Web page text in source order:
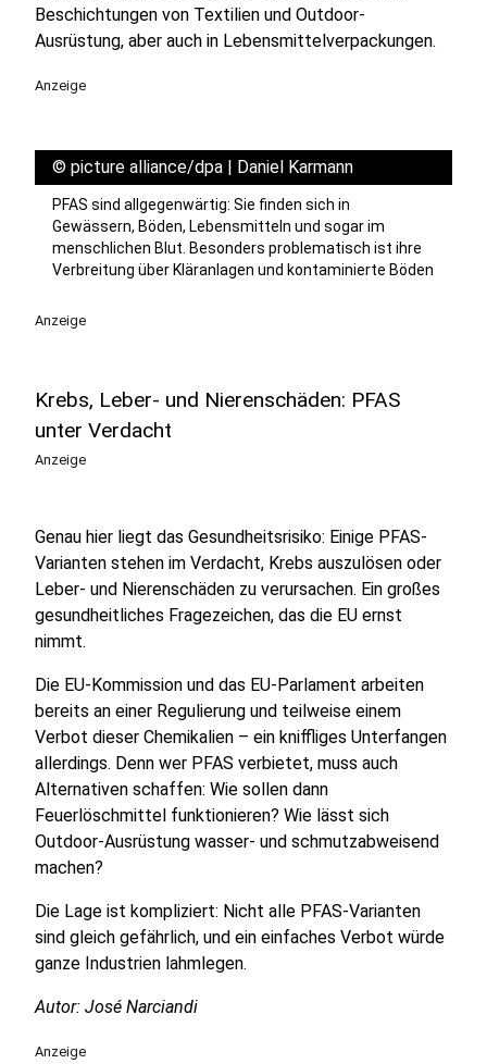
Beschichtungen von Textilien und Outdoor-
Ausrüstung, aber auch in Lebensmittelverpackungen.
Anzeige
© picture alliance/dpa | Daniel Karmann
PFAS sind allgegenwärtig: Sie finden sich in
Gewässern, Böden, Lebensmitteln und sogar im
menschlichen Blut. Besonders problematisch ist ihre
Verbreitung über Kläranlagen und kontaminierte Böden
Anzeige
Krebs, Leber- und Nierenschäden: PFAS
unter Verdacht
Anzeige
Genau hier liegt das Gesundheitsrisiko: Einige PFAS-
Varianten stehen im Verdacht, Krebs auszulösen oder
Leber- und Nierenschäden zu verursachen. Ein großes
gesundheitliches Fragezeichen, das die EU ernst
nimmt.
Die EU-Kommission und das EU-Parlament arbeiten
bereits an einer Regulierung und teilweise einem
Verbot dieser Chemikalien – ein kniffliges Unterfangen
allerdings. Denn wer PFAS verbietet, muss auch
Alternativen schaffen: Wie sollen dann
Feuerlöschmittel funktionieren? Wie lässt sich
Outdoor-Ausrüstung wasser- und schmutzabweisend
machen?
Die Lage ist kompliziert: Nicht alle PFAS-Varianten
sind gleich gefährlich, und ein einfaches Verbot würde
ganze Industrien lahmlegen.
Autor: José Narciandi
Anzeige